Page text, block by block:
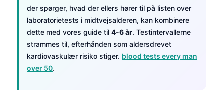
der spørger, hvad der ellers hører til på listen over
laboratorietests i midtvejsalderen, kan kombinere
dette med vores guide til 4-6 år. Testintervallerne
strammes til, efterhånden som aldersdrevet
kardiovaskulær risiko stiger. blood tests every man
over 50.